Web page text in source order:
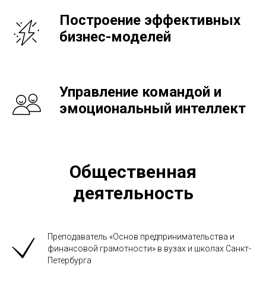
Построение эффективных
бизнес-моделей
Управление командой и
эмоциональный интеллект
Общественная
деятельность
Преподаватель «Основ предпринимательства и
финансовой грамотности» в вузах и школах Санкт-
Петербурга